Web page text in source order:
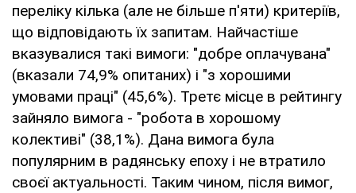
переліку кілька (але не більше п'яти) критеріїв,
що відповідають їх запитам. Найчастіше
вказувалися такі вимоги: "добре оплачувана"
(вказали 74,9% опитаних) і "з хорошими
умовами праці" (45,6%). Третє місце в рейтингу
зайняло вимога - "робота в хорошому
колективі" (38,1%). Дана вимога була
популярним в радянську епоху і не втратило
своєї актуальності. Таким чином, після вимог,